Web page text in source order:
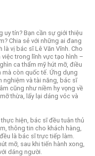
uy tín? Bạn cần sự giới thiệu
Chia sẻ với những ai đang
vị bác sĩ Lê Văn Vĩnh. Cho
việc trong lĩnh vực tạo hình –
ca thẩm mỹ hút mỡ, điều
còn quốc tế. Ứng dụng
nghiệm và tài năng, bác sĩ
cũng như niềm hy vọng về
thừa, lấy lại dáng vóc và
hiện, bác sĩ đều tuân thủ
thông tin cho khách hàng,
là bác sĩ trực tiếp làm.
mỡ, sau khi tiến hành xong,
dáng người.